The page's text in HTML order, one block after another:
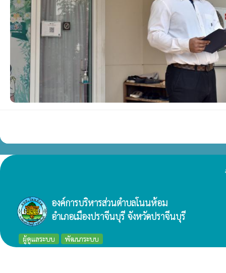
องค์การบริหารส่วนตำบลโนนห้อม
อำเภอเมืองปราจีนบุรี จังหวัดปราจีนบุรี
ผู้ดูแลระบบ พัฒนาระบบ